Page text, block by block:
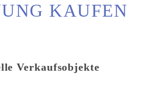
KAUFEN
Verkaufsobjekte